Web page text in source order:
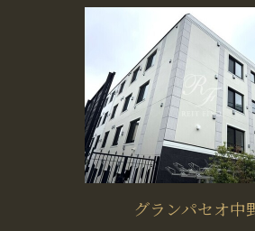
グランパセオ中